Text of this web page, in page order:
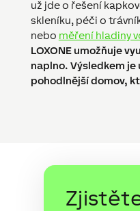
už jde o řešení
skleníku, péči o
nebo měření hladiny
LOXONE umožňuje
naplno. Výsledkem
pohodlnější domov,